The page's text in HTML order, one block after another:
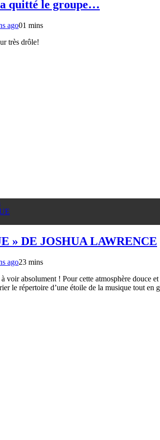
quitté le groupe…
ago01 mins
très drôle!
» DE JOSHUA LAWRENCE
ago23 mins
voir absolument ! Pour cette atmosphère douce
le répertoire d’une étoile de la musique tout